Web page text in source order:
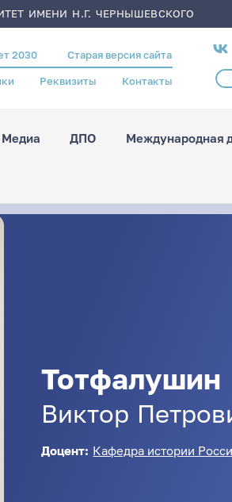
ИМЕНИ Н.Г. ЧЕРНЫШЕВСКОГО
2030 Старая версия сайта
Реквизиты Контакты
сети
Медиа ДПО Международная
Тотфалушин
Виктор
Доцент: Кафедра истории